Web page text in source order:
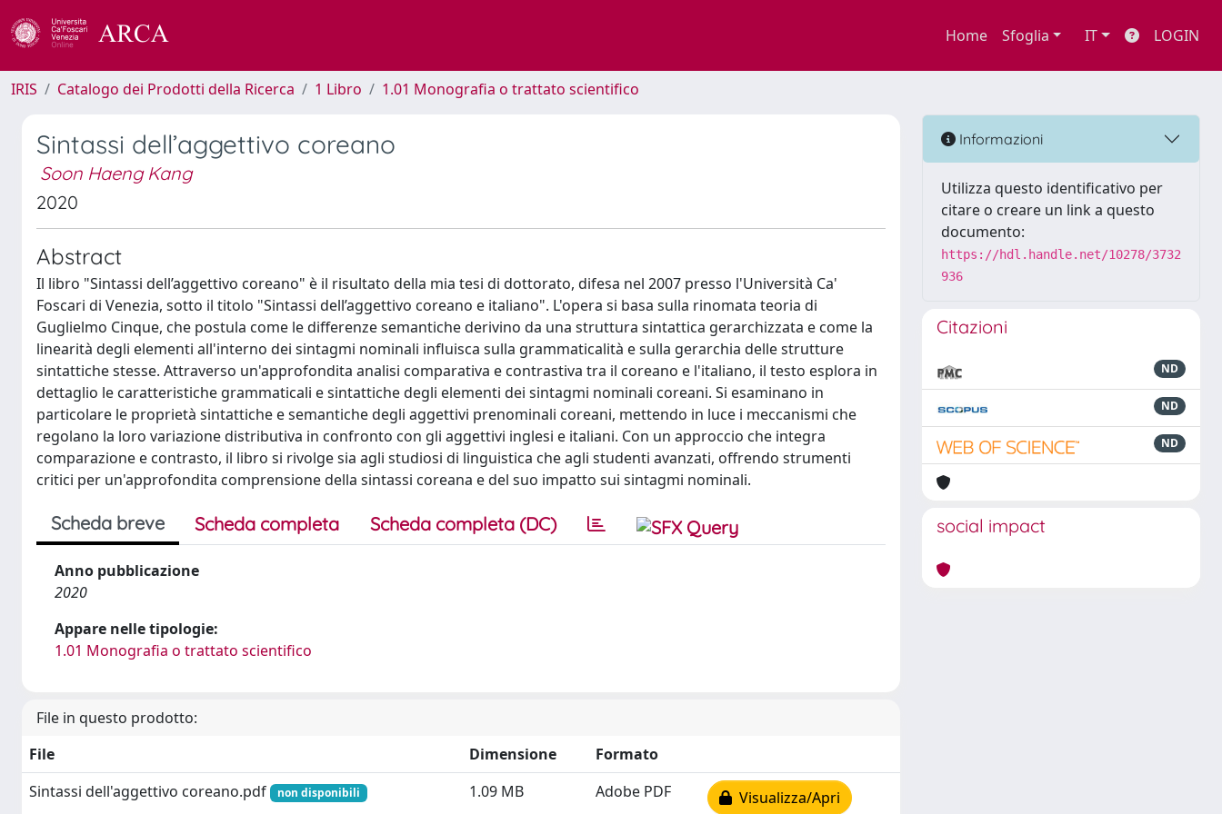
Home Sfoglia IT LOGIN
IRIS Catalogo dei Prodotti della Ricerca 1 Libro 1.01 Monografia o trattato scientifico
Sintassi dell’aggettivo coreano
Soon Haeng Kang
2020
Abstract
Il libro "Sintassi dell’aggettivo coreano" è il risultato della mia tesi di dottorato, difesa nel 2007 presso l'Università Ca'
Foscari di Venezia, sotto il titolo "Sintassi dell’aggettivo coreano e italiano". L'opera si basa sulla rinomata teoria di
Guglielmo Cinque, che postula come le differenze semantiche derivino da una struttura sintattica gerarchizzata e come la
linearità degli elementi all'interno dei sintagmi nominali influisca sulla grammaticalità e sulla gerarchia delle strutture
sintattiche stesse. Attraverso un'approfondita analisi comparativa e contrastiva tra il coreano e l'italiano, il testo esplora in
dettaglio le caratteristiche grammaticali e sintattiche degli elementi dei sintagmi nominali coreani. Si esaminano in
particolare le proprietà sintattiche e semantiche degli aggettivi prenominali coreani, mettendo in luce i meccanismi che
regolano la loro variazione distributiva in confronto con gli aggettivi inglesi e italiani. Con un approccio che integra
comparazione e contrasto, il libro si rivolge sia agli studiosi di linguistica che agli studenti avanzati, offrendo strumenti
critici per un'approfondita comprensione della sintassi coreana e del suo impatto sui sintagmi nominali.
Scheda breve Scheda completa Scheda completa (DC)
Anno pubblicazione
2020
Appare nelle tipologie:
1.01 Monografia o trattato scientifico
File in questo prodotto:
File
Dimensione
Formato
Sintassi dell'aggettivo coreano.pdf
non disponibili 1.09 MB Adobe PDF Visualizza/Apri
Informazioni
Utilizza questo identificativo per
citare o creare un link a questo
documento:
https://hdl.handle.net/10278/3732
936
Citazioni
ND
ND
ND
social impact